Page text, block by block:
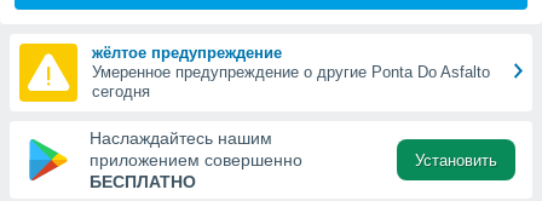
к этому
доступ
жёлтое предупреждение
Умеренное предупреждение о другие Ponta Do Asfalto
сегодня
Наслаждайтесь нашим
приложением совершенно
БЕСПЛАТНО
Установить